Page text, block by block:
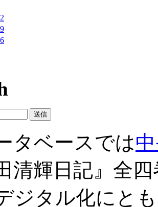
タベースでは
清輝日記』全
ジタル化にと